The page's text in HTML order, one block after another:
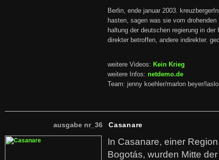
Berlin, ende januar 2003.
hasten, sagen was sie vom
haltung der deutschen regierung in
direkter betroffen, andere indirekter.
weitere Videos: Kein Krieg
weitere Infos: netdemo.de
Team: jenny koehler/marlon beyer/
ausgabe nr_36 Casanare
In Casanare, einer
Bogotás, wurden Mitte